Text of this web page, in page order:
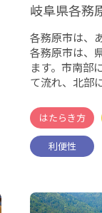
岐阜県各務
各務原市は、
各務原市は、
ます。市南部
て流れ、北部